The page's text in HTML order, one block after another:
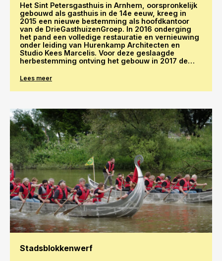
Het Sint Petersgasthuis in Arnhem, oorspronkelijk
gebouwd als gasthuis in de 14e eeuw, kreeg in
2015 een nieuwe bestemming als hoofdkantoor
van de DrieGasthuizenGroep. In 2016 onderging
het pand een volledige restauratie en vernieuwing
onder leiding van Hurenkamp Architecten en
Studio Kees Marcelis. Voor deze geslaagde
herbestemming ontving het gebouw in 2017 de
Lees meer
Stadsblokkenwerf